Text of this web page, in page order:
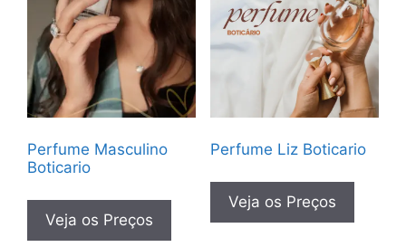
Perfume Masculino
Boticario
Veja os Preços
Perfume Liz Boticario
Veja os Preços